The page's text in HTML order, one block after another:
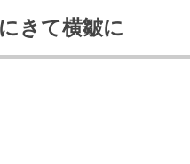
きて横皺に